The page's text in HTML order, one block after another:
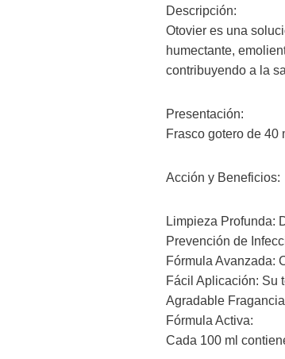
Descripción:
Otovier es una
humectante,
contribuyendo a la
Presentación:
Frasco gotero de 40
Acción y Beneficios:
Limpieza Profunda:
Prevención de
Fórmula Avanzada:
Fácil Aplicación: Su
Agradable
Fórmula Activa:
Cada 100 ml